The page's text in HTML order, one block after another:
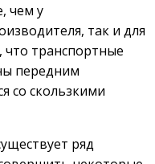
чем у
так и для
что транспортные
передним
со скользкими
ряд